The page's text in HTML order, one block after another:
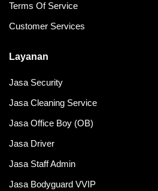
Terms Of Service
Customer Services
Layanan
Jasa Security
Jasa Cleaning Service
Jasa Office Boy (OB)
Jasa Driver
Jasa Staff Admin
Jasa Bodyguard VVIP